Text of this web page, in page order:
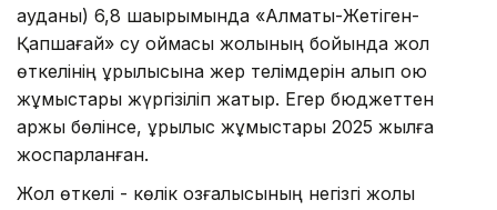
ауданы) 6,8 шақырымында «Алматы-Жетіген-
Қапшағай» су қоймасы жолының бойында жол
өткелінің құрылысына жер телімдерін алып қою
жұмыстары жүргізіліп жатыр. Егер бюджеттен
қаржы бөлінсе, құрылыс жұмыстары 2025 жылға
жоспарланған.
Жол өткелі - көлік қозғалысының негізгі жолы